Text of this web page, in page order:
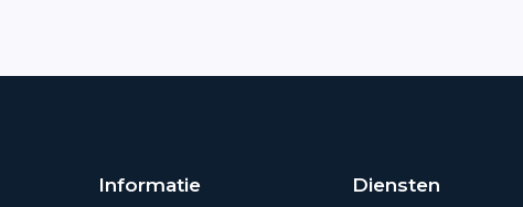
Informatie Diensten